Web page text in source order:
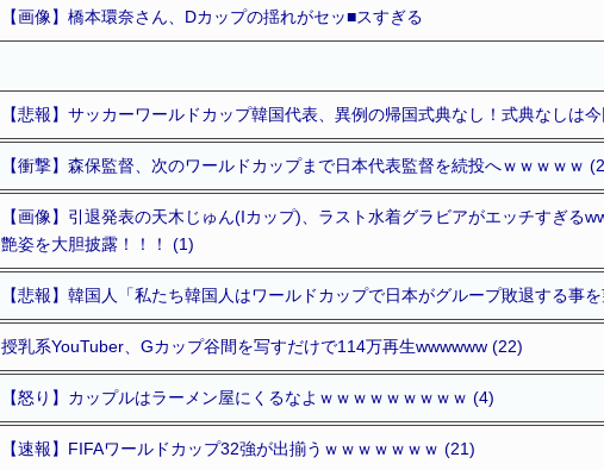
【画像】橋本環奈さん、Dカップの揺れがセッ■スすぎる
【悲報】サッカーワールドカップ韓国代表、異例の帰国式典なし！式典なしは
【衝撃】森保監督、次のワールドカップまで日本代表監督を続投へｗｗｗｗｗ
【画像】引退発表の天木じゅん(Iカップ)、ラスト水着グラビアがエッチすぎる
艶姿を大胆披露！！！ (1)
【悲報】韓国人「私たち韓国人はワールドカップで日本がグループ敗退する事
授乳系YouTuber、Gカップ谷間を写すだけで114万再生wwwwww (22)
【怒り】カップルはラーメン屋にくるなよｗｗｗｗｗｗｗｗｗ (4)
【速報】FIFAワールドカップ32強が出揃うｗｗｗｗｗｗｗ (21)